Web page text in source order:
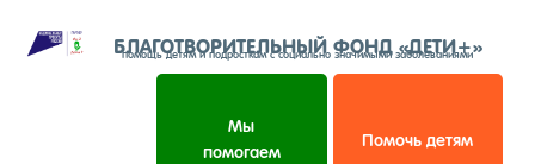
к
содержимому
БЛАГОТВОРИТЕЛЬНЫЙ ФОНД «ДЕТИ+»
помощь детям и подросткам с социально значимыми заболеваниями
Мы
помогаем
Помочь детям